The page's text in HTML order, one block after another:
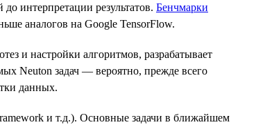
интерпретации результатов. Бенчмарки
аналогов на Google TensorFlow.
и настройки алгоритмов, разрабатывает
Neuton задач — вероятно, прежде всего
данных.
и т.д.). Основные задачи в ближайшем